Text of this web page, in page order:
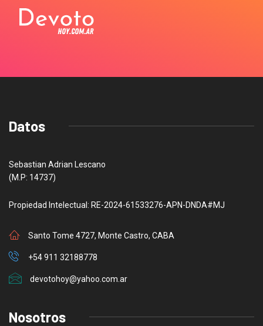
Datos
Sebastian Adrian Lescano
(M.P: 14737)
Propiedad Intelectual: RE-2024-61533276-APN-DNDA#MJ
Santo Tome 4727, Monte Castro, CABA
+54 911 32188778
devotohoy@yahoo.com.ar
Nosotros